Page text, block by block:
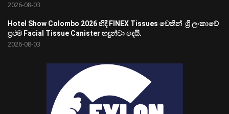
2026-08-03
Hotel Show Colombo 2026 හිදී FINEX Tissues වෙතින් ශ්‍රී ලංකාවේ
ප්‍රථම Facial Tissue Canister හඳුන්වා දෙයි.
2026-08-03